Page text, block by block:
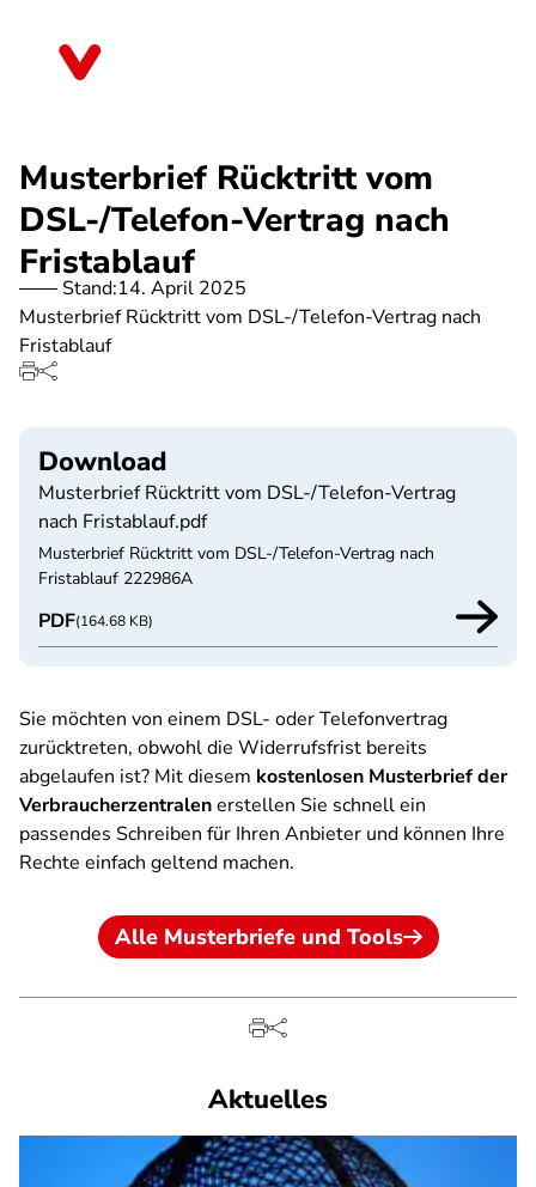
Musterbrief Rücktritt vom
DSL-/Telefon-Vertrag nach
Fristablauf
Stand:14. April 2025
Musterbrief Rücktritt vom DSL-/Telefon-Vertrag nach
Fristablauf
Download
Musterbrief Rücktritt vom DSL-/Telefon-Vertrag
nach Fristablauf.pdf
Musterbrief Rücktritt vom DSL-/Telefon-Vertrag nach
Fristablauf 222986A
PDF(164.68 KB)
Sie möchten von einem DSL- oder Telefonvertrag
zurücktreten, obwohl die Widerrufsfrist bereits
abgelaufen ist? Mit diesem kostenlosen Musterbrief der
Verbraucherzentralenerstellen Sie schnell ein
passendes Schreiben für Ihren Anbieter und können Ihre
Rechte einfach geltend machen.
Alle Musterbriefe und Tools
Aktuelles